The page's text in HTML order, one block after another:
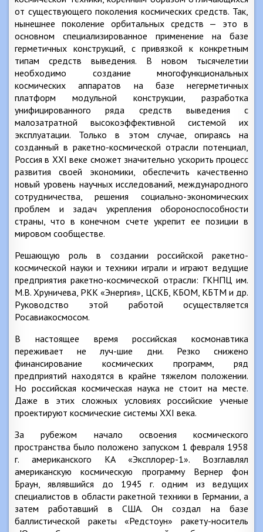
от существующего поколения космических средств. Так,
нынешнее поколение орбитальных средств — это в
основном специализированное применение на базе
герметичных конструкций, с привязкой к конкретным
типам средств выведения. В новом тысячелетии
необходимо создание многофункциональных
космических аппаратов на базе негерметичных
платформ модульной конструкции, разработка
унифицированного ряда средств выведения с
малозатратной высокоэффективной системой их
эксплуатации. Только в этом случае, опираясь на
созданный в ракетно-космической отрасли потенциал,
Россия в XXI веке сможет значительно ускорить процесс
развития своей экономики, обеспечить качественно
новый уровень научных исследований, международного
сотрудничества, решения социально-экономических
проблем и задач укрепления обороноспособности
страны, что в конечном счете укрепит ее позиции в
мировом сообществе.
Решающую роль в создании российской ракетно-
космической науки и техники играли и играют ведущие
предприятия ракетно-космической отрасли: ГКНПЦ им.
М.В. Хруничева, РКК «Энергия», ЦСКБ, КБОМ, КБТМ и др.
Руководство этой работой осуществляется
Росавиакосмосом.
В настоящее время российская космонавтика
переживает не луч-шие дни. Резко снижено
финансирование космических программ, ряд
предприятий находятся в крайне тяжелом положении.
Но российская космическая наука не стоит на месте.
Даже в этих сложных условиях российские ученые
проектируют космические системы XXI века.
За рубежом начало освоения космического
пространства было положено запуском 1 февраля 1958
г. американского КА «Эксплорер-1». Возглавлял
американскую космическую программу Вернер фон
Браун, являвшийся до 1945 г. одним из ведущих
специалистов в области ракетной техники в Германии, а
затем работавший в США. Он создал на базе
баллистической ракеты «Редстоун» ракету-носитель